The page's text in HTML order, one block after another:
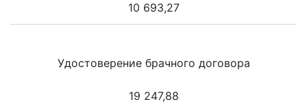
10 693,27
Удостоверение брачного договора
19 247,88